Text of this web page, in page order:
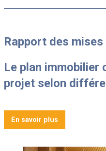
Rapport des
Le plan immobilier
projet selon
En savoir plus